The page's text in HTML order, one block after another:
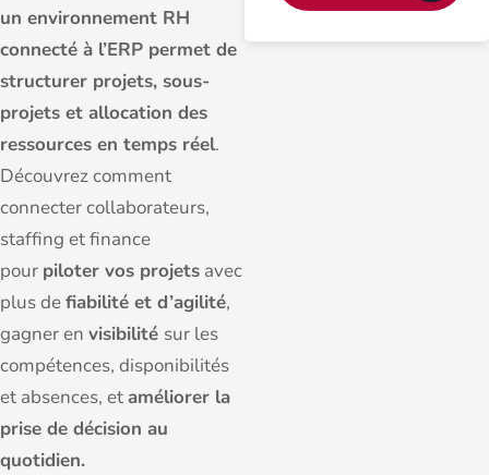
un environnement RH
connecté à l’ERP permet de
structurer projets, sous-
projets et allocation des
ressources en temps réel.
Découvrez comment
connecter collaborateurs,
staffing et finance
pour piloter vos projets avec
plus defiabilité et d’agilité,
gagner en visibilité sur les
compétences, disponibilités
et absences, etaméliorer la
prise de décision au
quotidien.